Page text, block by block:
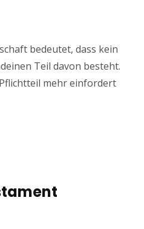
bedeutet, dass kein
Teil davon besteht.
mehr einfordert